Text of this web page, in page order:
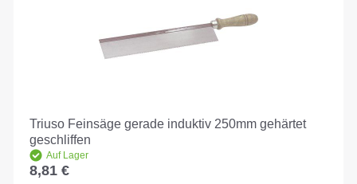
Triuso Feinsäge gerade induktiv 250mm gehärtet
geschliffen
Auf Lager
Regulärer Preis:
8,81 €